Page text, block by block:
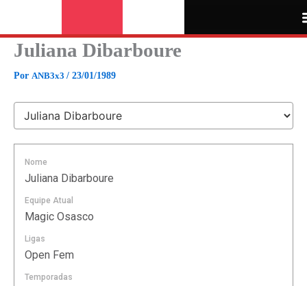
o
conteúdo
Juliana Dibarboure
Por ANB3x3 / 23/01/1989
Nome
Juliana Dibarboure
Equipe Atual
Magic Osasco
Ligas
Open Fem
Temporadas